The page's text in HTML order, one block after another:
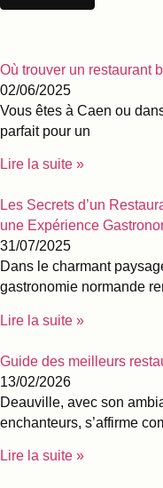
Où trouver un restaurant
02/06/2025
Vous êtes à Caen ou
parfait pour un
Lire la suite »
Les Secrets d’un
une Expérience
31/07/2025
Dans le charmant
gastronomie normande
Lire la suite »
Guide des meilleurs
13/02/2026
Deauville, avec son
enchanteurs, s’affirme
Lire la suite »